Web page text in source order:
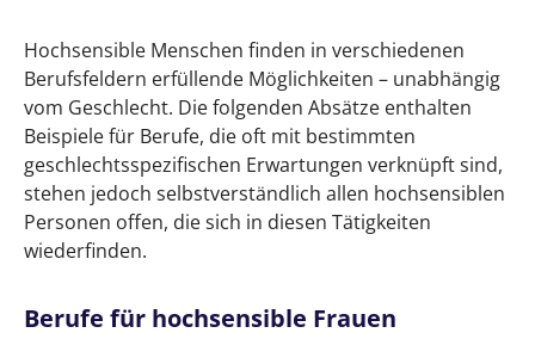
Hochsensible Menschen finden in verschiedenen
Berufsfeldern erfüllende Möglichkeiten – unabhängig
vom Geschlecht. Die folgenden Absätze enthalten
Beispiele für Berufe, die oft mit bestimmten
geschlechtsspezifischen Erwartungen verknüpft sind,
stehen jedoch selbstverständlich allen hochsensiblen
Personen offen, die sich in diesen Tätigkeiten
wiederfinden.
Berufe für hochsensible Frauen